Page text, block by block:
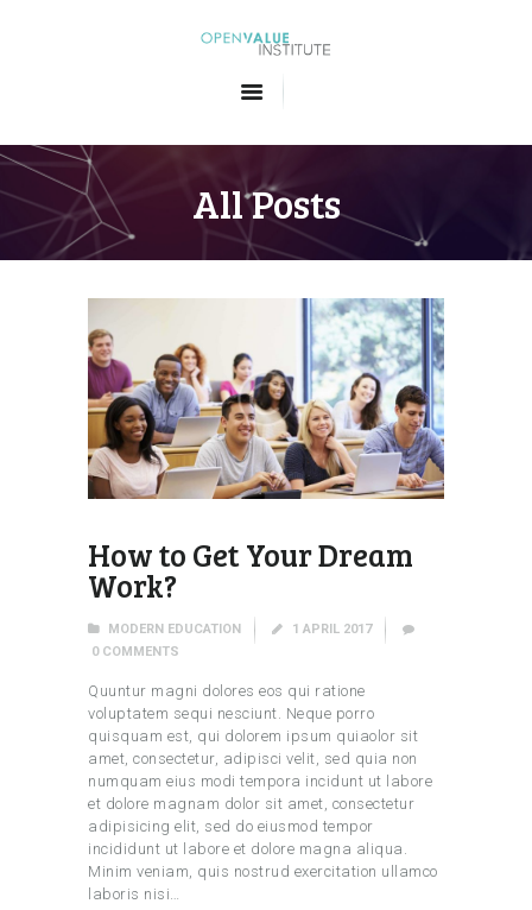
All Posts
Openvalue Institute
Formations en Big Data et en Intelligence Artificielle
ACCUEIL
LES FORMATIONS
QUI SOMMES-NOUS
CONTACT
How to Get Your Dream
Work?
MODERN EDUCATION
1 APRIL 2017
0 COMMENTS
Quuntur magni dolores eos qui ratione
voluptatem sequi nesciunt. Neque porro
quisquam est, qui dolorem ipsum quiaolor sit
amet, consectetur, adipisci velit, sed quia non
numquam eius modi tempora incidunt ut labore
et dolore magnam dolor sit amet, consectetur
adipisicing elit, sed do eiusmod tempor
incididunt ut labore et dolore magna aliqua.
Minim veniam, quis nostrud exercitation ullamco
laboris nisi…